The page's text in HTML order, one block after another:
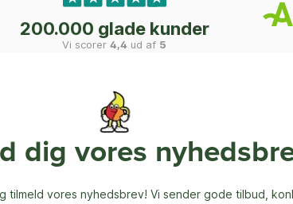
200.000 glade kunder
Vi scorer4,4 ud af 5
dig vores
tilmeld vores nyhedsbrev! Vi sender gode tilbud,